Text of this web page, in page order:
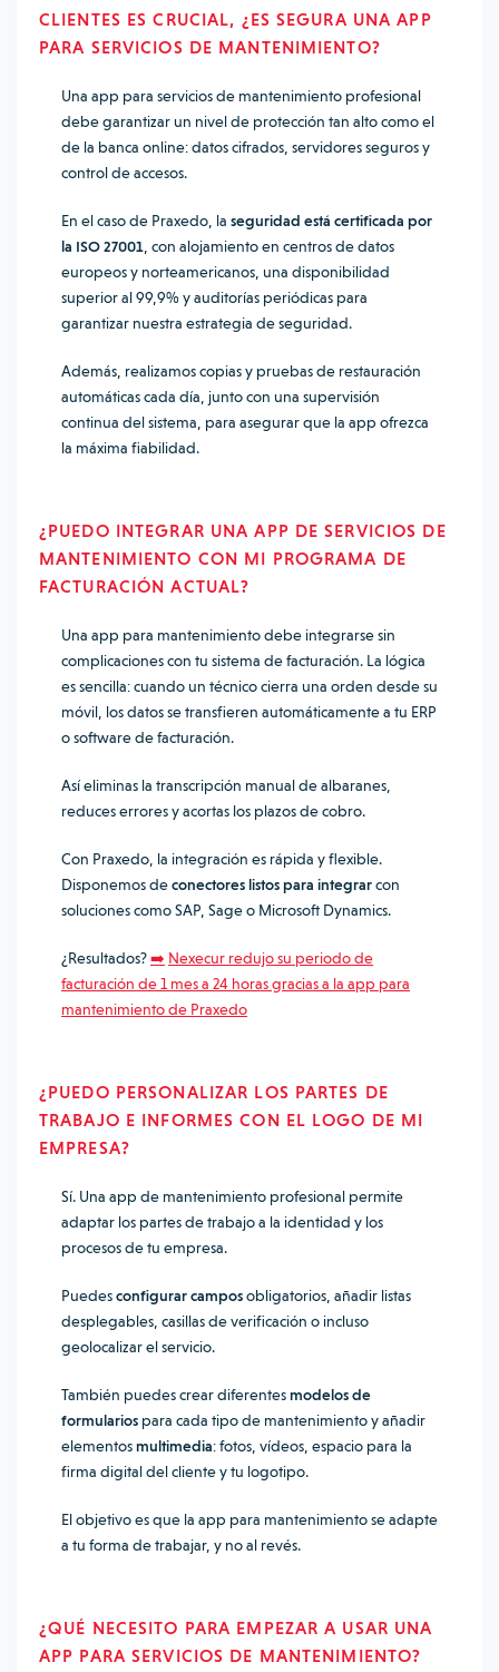
CLIENTES ES CRUCIAL, ¿ES SEGURA UNA APP
PARA SERVICIOS DE MANTENIMIENTO?
Una app para servicios de mantenimiento profesional
debe garantizar un nivel de protección tan alto como el
de la banca online: datos cifrados, servidores seguros y
control de accesos.
En el caso de Praxedo, la seguridad está certificada por
la ISO 27001 , con alojamiento en centros de datos
europeos y norteamericanos, una disponibilidad
superior al 99,9% y auditorías periódicas para
garantizar nuestra estrategia de seguridad.
Además, realizamos copias y pruebas de restauración
automáticas cada día, junto con una supervisión
continua del sistema, para asegurar que la app ofrezca
la máxima fiabilidad.
¿PUEDO INTEGRAR UNA APP DE SERVICIOS DE
MANTENIMIENTO CON MI PROGRAMA DE
FACTURACIÓN ACTUAL?
Una app para mantenimiento debe integrarse sin
complicaciones con tu sistema de facturación. La lógica
es sencilla: cuando un técnico cierra una orden desde su
móvil, los datos se transfieren automáticamente a tu ERP
o software de facturación.
Así eliminas la transcripción manual de albaranes,
reduces errores y acortas los plazos de cobro.
Con Praxedo, la integración es rápida y flexible.
Disponemos deconectores listos para integrarcon
soluciones como SAP, Sage o Microsoft Dynamics.
¿Resultados?➡️ Nexecur redujo su periodo de
facturación de 1 mes a 24 horas gracias a la app para
mantenimiento de Praxedo
¿PUEDO PERSONALIZAR LOS PARTES DE
TRABAJO E INFORMES CON EL LOGO DE MI
EMPRESA?
Sí. Una app de mantenimiento profesional permite
adaptar los partes de trabajo a la identidad y los
procesos de tu empresa.
Puedesconfigurar camposobligatorios, añadir listas
desplegables, casillas de verificación o incluso
geolocalizar el servicio.
También puedes crear diferentesmodelos de
formularios para cada tipo de mantenimiento y añadir
elementosmultimedia: fotos, vídeos, espacio para la
firma digital del cliente y tu logotipo.
El objetivo es que la app para mantenimiento se adapte
a tu forma de trabajar, y no al revés.
¿QUÉ NECESITO PARA EMPEZAR A USAR UNA
APP PARA SERVICIOS DE MANTENIMIENTO?